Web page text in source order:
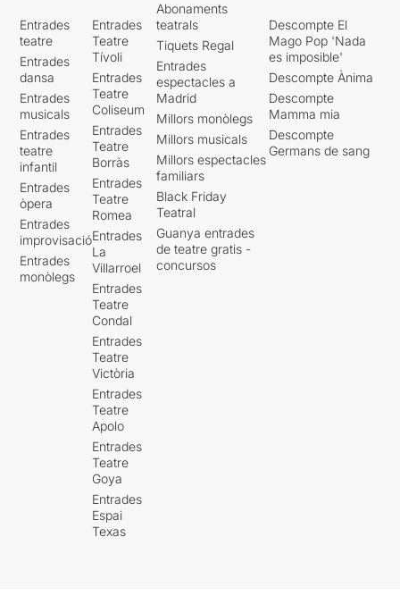
Entrades
teatre
Entrades
dansa
Entrades
musicals
Entrades
teatre
infantil
Entrades
òpera
Entrades
improvisació
Entrades
monòlegs
Entrades
Teatre
Tívoli
Entrades
Teatre
Coliseum
Entrades
Teatre
Borràs
Entrades
Teatre
Romea
Entrades
La
Villarroel
Entrades
Teatre
Condal
Entrades
Teatre
Victòria
Entrades
Teatre
Apolo
Entrades
Teatre
Goya
Entrades
Espai
Texas
Abonaments
teatrals
Tiquets Regal
Entrades
espectacles a
Madrid
Millors monòlegs
Millors musicals
Millors espectacles
familiars
Black Friday
Teatral
Guanya entrades
de teatre gratis -
concursos
Descompte El
Mago Pop 'Nada
es imposible'
Descompte Ànima
Descompte
Mamma mia
Descompte
Germans de sang